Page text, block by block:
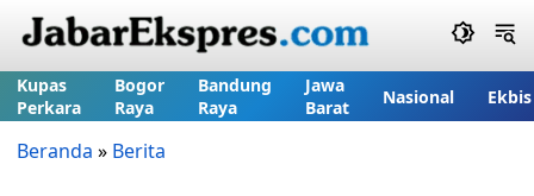
Kupas
Perkara
Bogor
Raya
Bandung
Raya
Jawa
Barat
Nasional Ekbis
Beranda » Berita